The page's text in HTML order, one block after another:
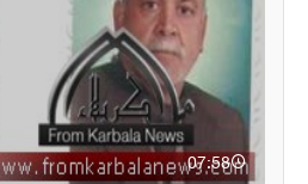
07:58